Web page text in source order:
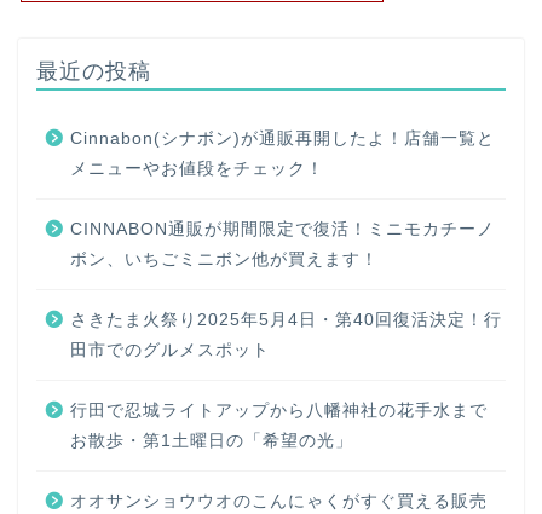
最近の投稿
Cinnabon(シナボン)が通販再開したよ！店舗一覧と
メニューやお値段をチェック！
CINNABON通販が期間限定で復活！ミニモカチーノ
ボン、いちごミニボン他が買えます！
さきたま火祭り2025年5月4日・第40回復活決定！行
田市でのグルメスポット
行田で忍城ライトアップから八幡神社の花手水まで
お散歩・第1土曜日の「希望の光」
オオサンショウウオのこんにゃくがすぐ買える販売